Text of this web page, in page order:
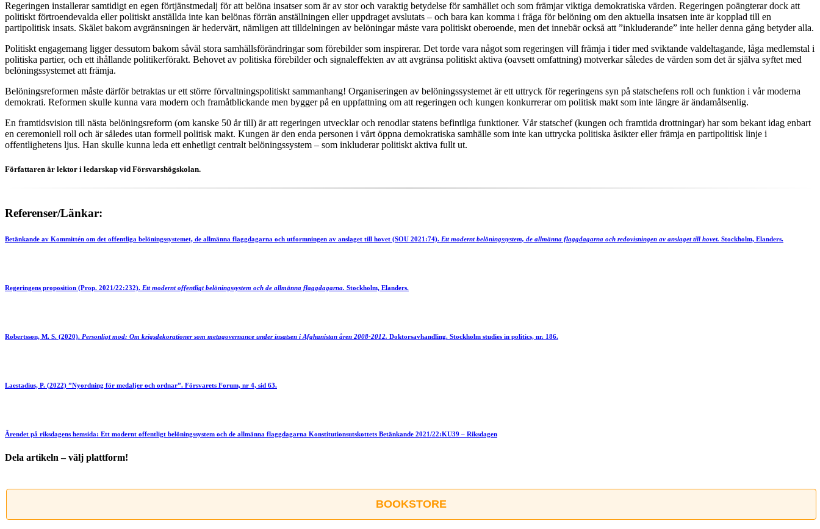
Regeringen installerar samtidigt en egen förtjänstmedalj för att belöna insatser som är av stor och varaktig betydelse för samhället och som främjar viktiga demokratiska värden. Regeringen poängterar dock att
politiskt förtroendevalda eller politiskt anställda inte kan belönas förrän anställningen eller uppdraget avslutats – och bara kan komma i fråga för belöning om den aktuella insatsen inte är kopplad till en
partipolitisk insats. Skälet bakom avgränsningen är hedervärt, nämligen att tilldelningen av belöningar måste vara politiskt oberoende, men det innebär också att ”inkluderande” inte heller denna gång betyder alla.
Politiskt engagemang ligger dessutom bakom såväl stora samhällsförändringar som förebilder som inspirerar. Det torde vara något som regeringen vill främja i tider med sviktande valdeltagande, låga medlemstal i
politiska partier, och ett ihållande politikerförakt. Behovet av politiska förebilder och signaleffekten av att avgränsa politiskt aktiva (oavsett omfattning) motverkar således de värden som det är själva syftet med
belöningssystemet att främja.
Belöningsreformen måste därför betraktas ur ett större förvaltningspolitiskt sammanhang! Organiseringen av belöningssystemet är ett uttryck för regeringens syn på statschefens roll och funktion i vår moderna
demokrati. Reformen skulle kunna vara modern och framåtblickande men bygger på en uppfattning om att regeringen och kungen konkurrerar om politisk makt som inte längre är ändamålsenlig.
En framtidsvision till nästa belöningsreform (om kanske 50 år till) är att regeringen utvecklar och renodlar statens befintliga funktioner. Vår statschef (kungen och framtida drottningar) har som bekant idag enbart
en ceremoniell roll och är således utan formell politisk makt. Kungen är den enda personen i vårt öppna demokratiska samhälle som inte kan uttrycka politiska åsikter eller främja en partipolitisk linje i
offentlighetens ljus. Han skulle kunna leda ett enhetligt centralt belöningssystem – som inkluderar politiskt aktiva fullt ut.
Författaren är lektor i ledarskap vid Försvarshögskolan.
Referenser/Länkar:
Betänkande av Kommittén om det offentliga belöningssystemet, de allmänna flaggdagarna och utformningen av anslaget till hovet (SOU 2021:74). Ett modernt belöningssystem, de allmänna flaggdagarna och redovisningen av anslaget till hovet. Stockholm, Elanders.
Regeringens proposition (Prop. 2021/22:232). Ett modernt offentligt belöningssystem och de allmänna flaggdagarna. Stockholm, Elanders.
Robertsson, M. S. (2020). Personligt mod: Om krigsdekorationer som metagovernance under insatsen i Afghanistan åren 2008-2012. Doktorsavhandling. Stockholm studies in politics, nr. 186.
Laestadius, P. (2022) ”Nyordning för medaljer och ordnar”. Försvarets Forum, nr 4, sid 63.
Ärendet på riksdagens hemsida: Ett modernt offentligt belöningssystem och de allmänna flaggdagarna Konstitutionsutskottets Betänkande 2021/22:KU39 – Riksdagen
Dela artikeln – välj plattform!
post
BOOKSTORE